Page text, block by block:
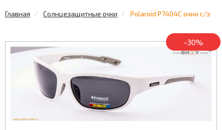
Главная Солнцезащитные очки Polaroid P7404C очки с/з
-30%